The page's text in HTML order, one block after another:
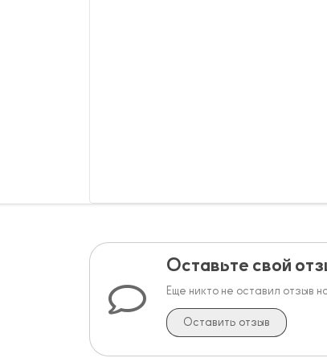
Оставьте свой
Еще никто не оставил отзыв
Оставить отзыв